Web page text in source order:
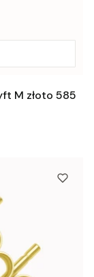
M złoto 585